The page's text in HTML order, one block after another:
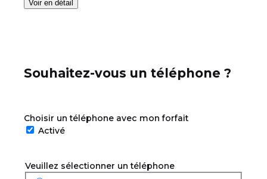
Voir en détail
Souhaitez-vous un téléphone ?
Choisir un téléphone avec mon forfait
Activé
Veuillez sélectionner un téléphone